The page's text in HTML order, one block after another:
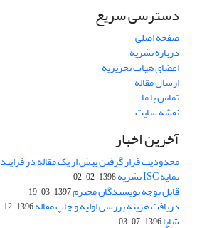
دسترسی سریع
صفحه اصلی
درباره نشریه
اعضای هیات تحریریه
ارسال مقاله
تماس با ما
نقشه سایت
آخرین اخبار
محدودیت قرار گرفتن بیش از یک مقاله در فرایند
نمایه ISC نشریه 1398-02-02
قابل توجه نویسندگان محترم1397-03-19
دریافت هزینه بررسی اولیه و چاپ مقاله1396-12-06
شاپا1396-07-03